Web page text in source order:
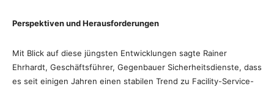
Perspektiven und Herausforderungen
Mit Blick auf diese jüngsten Entwicklungen sagte Rainer
Ehrhardt, Geschäftsführer, Gegenbauer Sicherheitsdienste, dass
es seit einigen Jahren einen stabilen Trend zu Facility-Service-